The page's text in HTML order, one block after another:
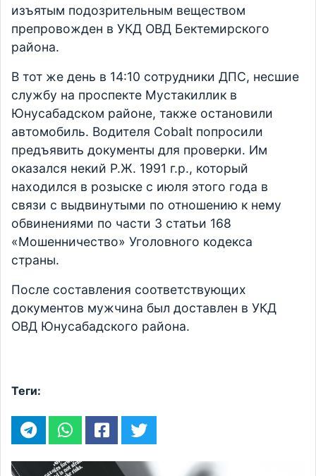
изъятым подозрительным веществом
препровожден в УКД ОВД Бектемирского
района.
В тот же день в 14:10 сотрудники ДПС, несшие
службу на проспекте Мустакиллик в
Юнусабадском районе, также остановили
автомобиль. Водителя Cobalt попросили
предъявить документы для проверки. Им
оказался некий Р.Ж. 1991 г.р., который
находился в розыске с июля этого года в
связи с выдвинутыми по отношению к нему
обвинениями по части 3 статьи 168
«Мошенничество» Уголовного кодекса
страны.
После составления соответствующих
документов мужчина был доставлен в УКД
ОВД Юнусабадского района.
Теги: